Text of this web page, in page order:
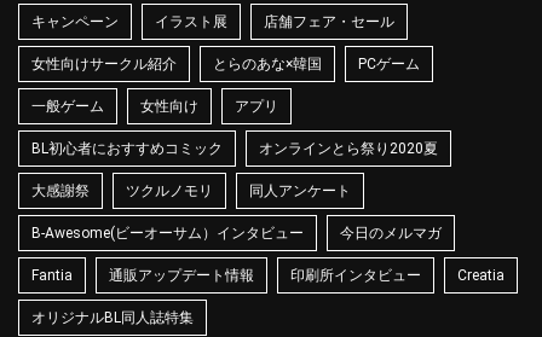
キャンペーン イラスト展 店舗フェア・セール
女性向けサークル紹介 とらのあな×韓国 PCゲーム
一般ゲーム 女性向け アプリ
BL初心者におすすめコミック オンラインとら祭り2020夏
大感謝祭 ツクルノモリ 同人アンケート
B-Awesome(ビーオーサム）インタビュー 今日のメルマガ
Fantia 通販アップデート情報 印刷所インタビュー Creatia
オリジナルBL同人誌特集